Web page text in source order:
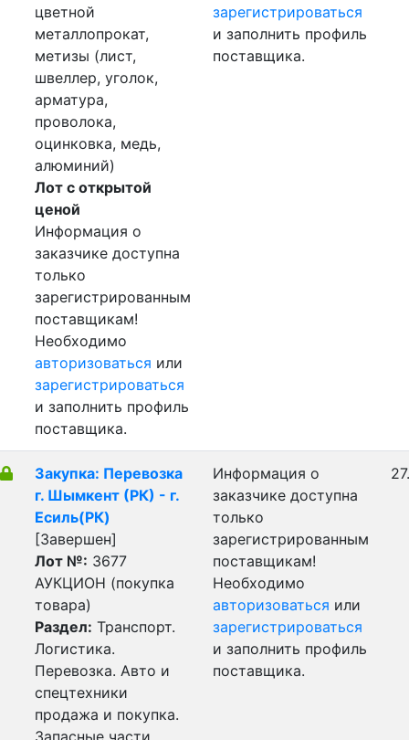
цветной
металлопрокат,
метизы (лист,
швеллер, уголок,
арматура,
проволока,
оцинковка, медь,
алюминий)
Лот с открытой
ценой
Информация о
заказчике доступна
только
зарегистрированным
поставщикам!
Необходимо
авторизоваться или
зарегистрироваться
и заполнить профиль
поставщика.
зарегистрироваться
и заполнить профиль
поставщика.
Закупка: Перевозка
г. Шымкент (РК) - г.
Есиль(РК)
[Завершен]
Лот №: 3677
АУКЦИОН (покупка
товара)
Раздел: Транспорт.
Логистика.
Перевозка. Авто и
спецтехники
продажа и покупка.
Запасные части.
Информация о
заказчике доступна
только
зарегистрированным
поставщикам!
Необходимо
авторизоваться или
зарегистрироваться
и заполнить профиль
поставщика.